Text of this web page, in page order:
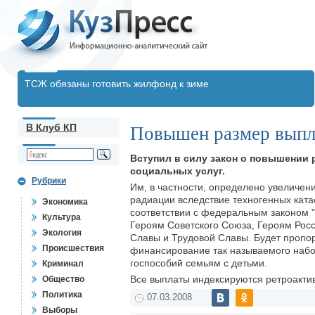
ТСЖ обязаны готовить жилфонд к зиме
В Клуб КП
Рубрики
Экономика
Культура
Экология
Происшествия
Криминал
Общество
Политика
Выборы
Повышен размер
Вступил в силу закон о
социальных услуг.
Им, в частности, определено
радиации вследствие техногенных
соответствии с федеральным
Героям Советского Союза, Героям
Славы и Трудовой Славы. Будет
финансирование так называемого
госпособий семьям с детьми.
Все выплаты индексируются
07.03.2008